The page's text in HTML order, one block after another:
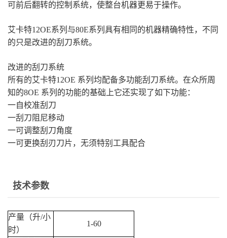
可前后翻转的控制系统，使整台机器更易于操作。
艾卡特12OE系列与80E系列具有相同的机器精确特性，不同
的只是改进的刮刀系统。
改进的刮刀系统
所有的艾卡特12OE 系列均配备多功能刮刀系统。在众所周
知的8OE 系列的功能的基础上它还实现了如下功能：
一自校准刮刀
一刮刀阻尼移动
一可调整刮刀角度
一可更换刮刃刀片，无须特别工具配合
技术参数
产量（升/小
时）
1-60